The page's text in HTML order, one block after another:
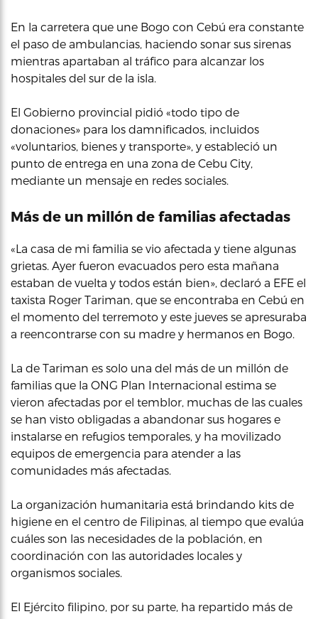
En la carretera que une Bogo con Cebú era constante
el paso de ambulancias, haciendo sonar sus sirenas
mientras apartaban al tráfico para alcanzar los
hospitales del sur de la isla.
El Gobierno provincial pidió «todo tipo de
donaciones» para los damnificados, incluidos
«voluntarios, bienes y transporte», y estableció un
punto de entrega en una zona de Cebu City,
mediante un mensaje en redes sociales.
Más de un millón de familias afectadas
«La casa de mi familia se vio afectada y tiene algunas
grietas. Ayer fueron evacuados pero esta mañana
estaban de vuelta y todos están bien», declaró a EFE el
taxista Roger Tariman, que se encontraba en Cebú en
el momento del terremoto y este jueves se apresuraba
a reencontrarse con su madre y hermanos en Bogo.
La de Tariman es solo una del más de un millón de
familias que la ONG Plan Internacional estima se
vieron afectadas por el temblor, muchas de las cuales
se han visto obligadas a abandonar sus hogares e
instalarse en refugios temporales, y ha movilizado
equipos de emergencia para atender a las
comunidades más afectadas.
La organización humanitaria está brindando kits de
higiene en el centro de Filipinas, al tiempo que evalúa
cuáles son las necesidades de la población, en
coordinación con las autoridades locales y
organismos sociales.
El Ejército filipino, por su parte, ha repartido más de